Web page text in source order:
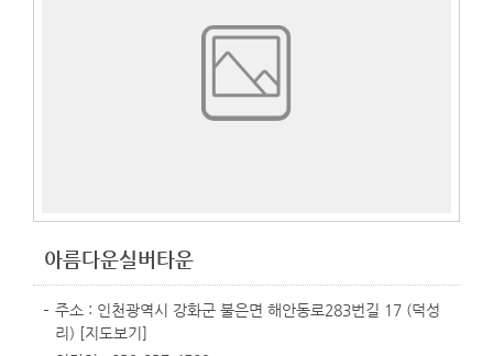
아름다운실버타운
주소 : 인천광역시 강화군 불은면 해안동로283번길 17 (덕성
리) [지도보기]